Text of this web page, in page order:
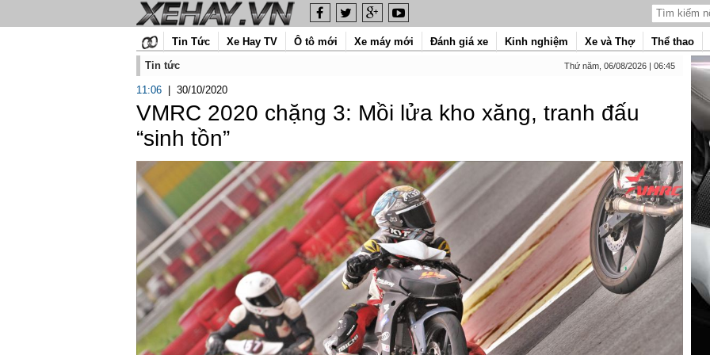
Tin Tức Xe Hay TV Ô tô mới Xe máy mới Đánh giá xe Kinh nghiệm Xe và Thợ Thể thao
Tin tức
Thứ năm, 06/08/2026 | 06:45
11:06 30/10/2020
VMRC 2020 chặng 3: Mồi lửa kho xăng, tranh đấu
“sinh tồn”